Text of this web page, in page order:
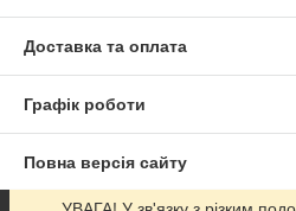
Доставка та оплата
Графік роботи
Повна версія сайту